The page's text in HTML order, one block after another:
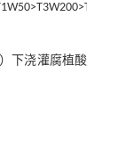
下浇灌腐植酸